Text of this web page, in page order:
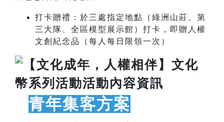
打卡贈禮：於三處指定地點（綠洲山莊、第
三大隊、全區模型展示館）打卡，即贈 人權
文創紀念品（每人每日限領一次）
青年集客方案